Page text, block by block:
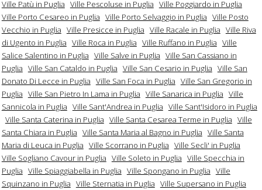
Ville Patù in Puglia Ville Pescoluse in Puglia Ville Poggiardo in Puglia
Ville Porto Cesareo in Puglia Ville Porto Selvaggio in Puglia Ville Posto
Vecchio in Puglia Ville Presicce in Puglia Ville Racale in Puglia Ville Riva
di Ugento in Puglia Ville Roca in Puglia Ville Ruffano in Puglia Ville
Salice Salentino in Puglia Ville Salve in Puglia Ville San Cassiano in
Puglia Ville San Cataldo in Puglia Ville San Cesario in Puglia Ville San
Donato Di Lecce in Puglia Ville San Foca in Puglia Ville San Gregorio in
Puglia Ville San Pietro In Lama in Puglia Ville Sanarica in Puglia Ville
Sannicola in Puglia Ville Sant'Andrea in Puglia Ville Sant'Isidoro in Puglia
Ville Santa Caterina in Puglia Ville Santa Cesarea Terme in Puglia Ville
Santa Chiara in Puglia Ville Santa Maria al Bagno in Puglia Ville Santa
Maria di Leuca in Puglia Ville Scorrano in Puglia Ville Secli' in Puglia
Ville Sogliano Cavour in Puglia Ville Soleto in Puglia Ville Specchia in
Puglia Ville Spiaggiabella in Puglia Ville Spongano in Puglia Ville
Squinzano in Puglia Ville Sternatia in Puglia Ville Supersano in Puglia